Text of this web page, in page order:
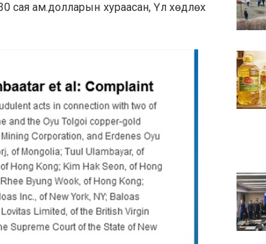
сая ам.долларын хураасан, Үл хөдлөх